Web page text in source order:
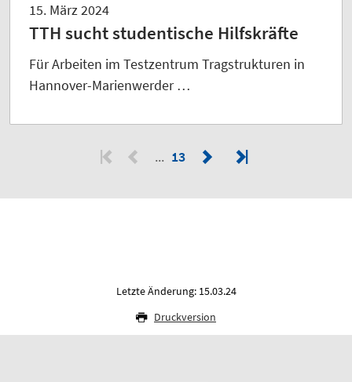
15. März 2024
TTH sucht studentische Hilfskräfte
Für Arbeiten im Testzentrum Tragstrukturen in
Hannover-Marienwerder …
13
Letzte Änderung: 15.03.24
Druckversion